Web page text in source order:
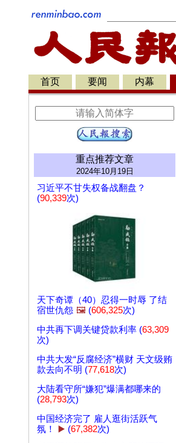
首页 要闻 内幕
重点推荐文章
2024年10月19日
习近平不甘失权备战翻盘？
(90,339次)
天下奇谭（40）忍得一时辱 了结
宿世仇怨 🖼️ (606,325次)
中共再下调关键贷款利率 (63,309
次)
中共大发“反腐经济”横财 天文级贿
款去向不明 (77,618次)
大陆看守所“嫌犯”爆满都哪来的
(28,793次)
中国经济完了 雇人逛街活跃气
氛！
▶️ (67,382次)